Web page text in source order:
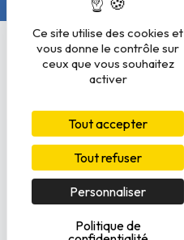
Ce site utilise des cookies et
vous donne le contrôle sur
ceux que vous souhaitez
activer
Tout accepter
Tout refuser
Personnaliser
Politique de